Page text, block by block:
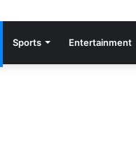
Sports Entertainment